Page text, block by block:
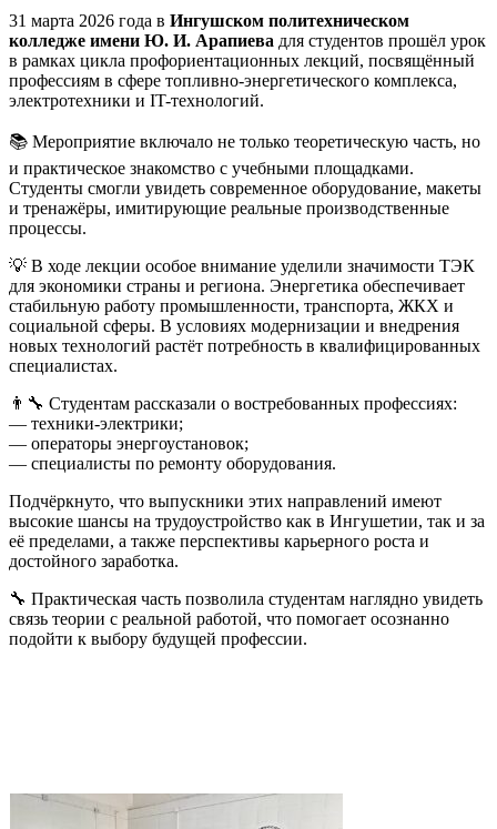
31 марта 2026 года в Ингушском политехническом
колледже имени Ю. И. Арапиева для студентов прошёл урок
в рамках цикла профориентационных лекций, посвящённый
профессиям в сфере топливно-энергетического комплекса,
электротехники и IT-технологий.
📚 Мероприятие включало не только теоретическую часть, но
и практическое знакомство с учебными площадками.
Студенты смогли увидеть современное оборудование, макеты
и тренажёры, имитирующие реальные производственные
процессы.
💡 В ходе лекции особое внимание уделили значимости ТЭК
для экономики страны и региона. Энергетика обеспечивает
стабильную работу промышленности, транспорта, ЖКХ и
социальной сферы. В условиях модернизации и внедрения
новых технологий растёт потребность в квалифицированных
специалистах.
👨‍🔧 Студентам рассказали о востребованных профессиях:
— техники-электрики;
— операторы энергоустановок;
— специалисты по ремонту оборудования.
Подчёркнуто, что выпускники этих направлений имеют
высокие шансы на трудоустройство как в Ингушетии, так и за
её пределами, а также перспективы карьерного роста и
достойного заработка.
🔧 Практическая часть позволила студентам наглядно увидеть
связь теории с реальной работой, что помогает осознанно
подойти к выбору будущей профессии.